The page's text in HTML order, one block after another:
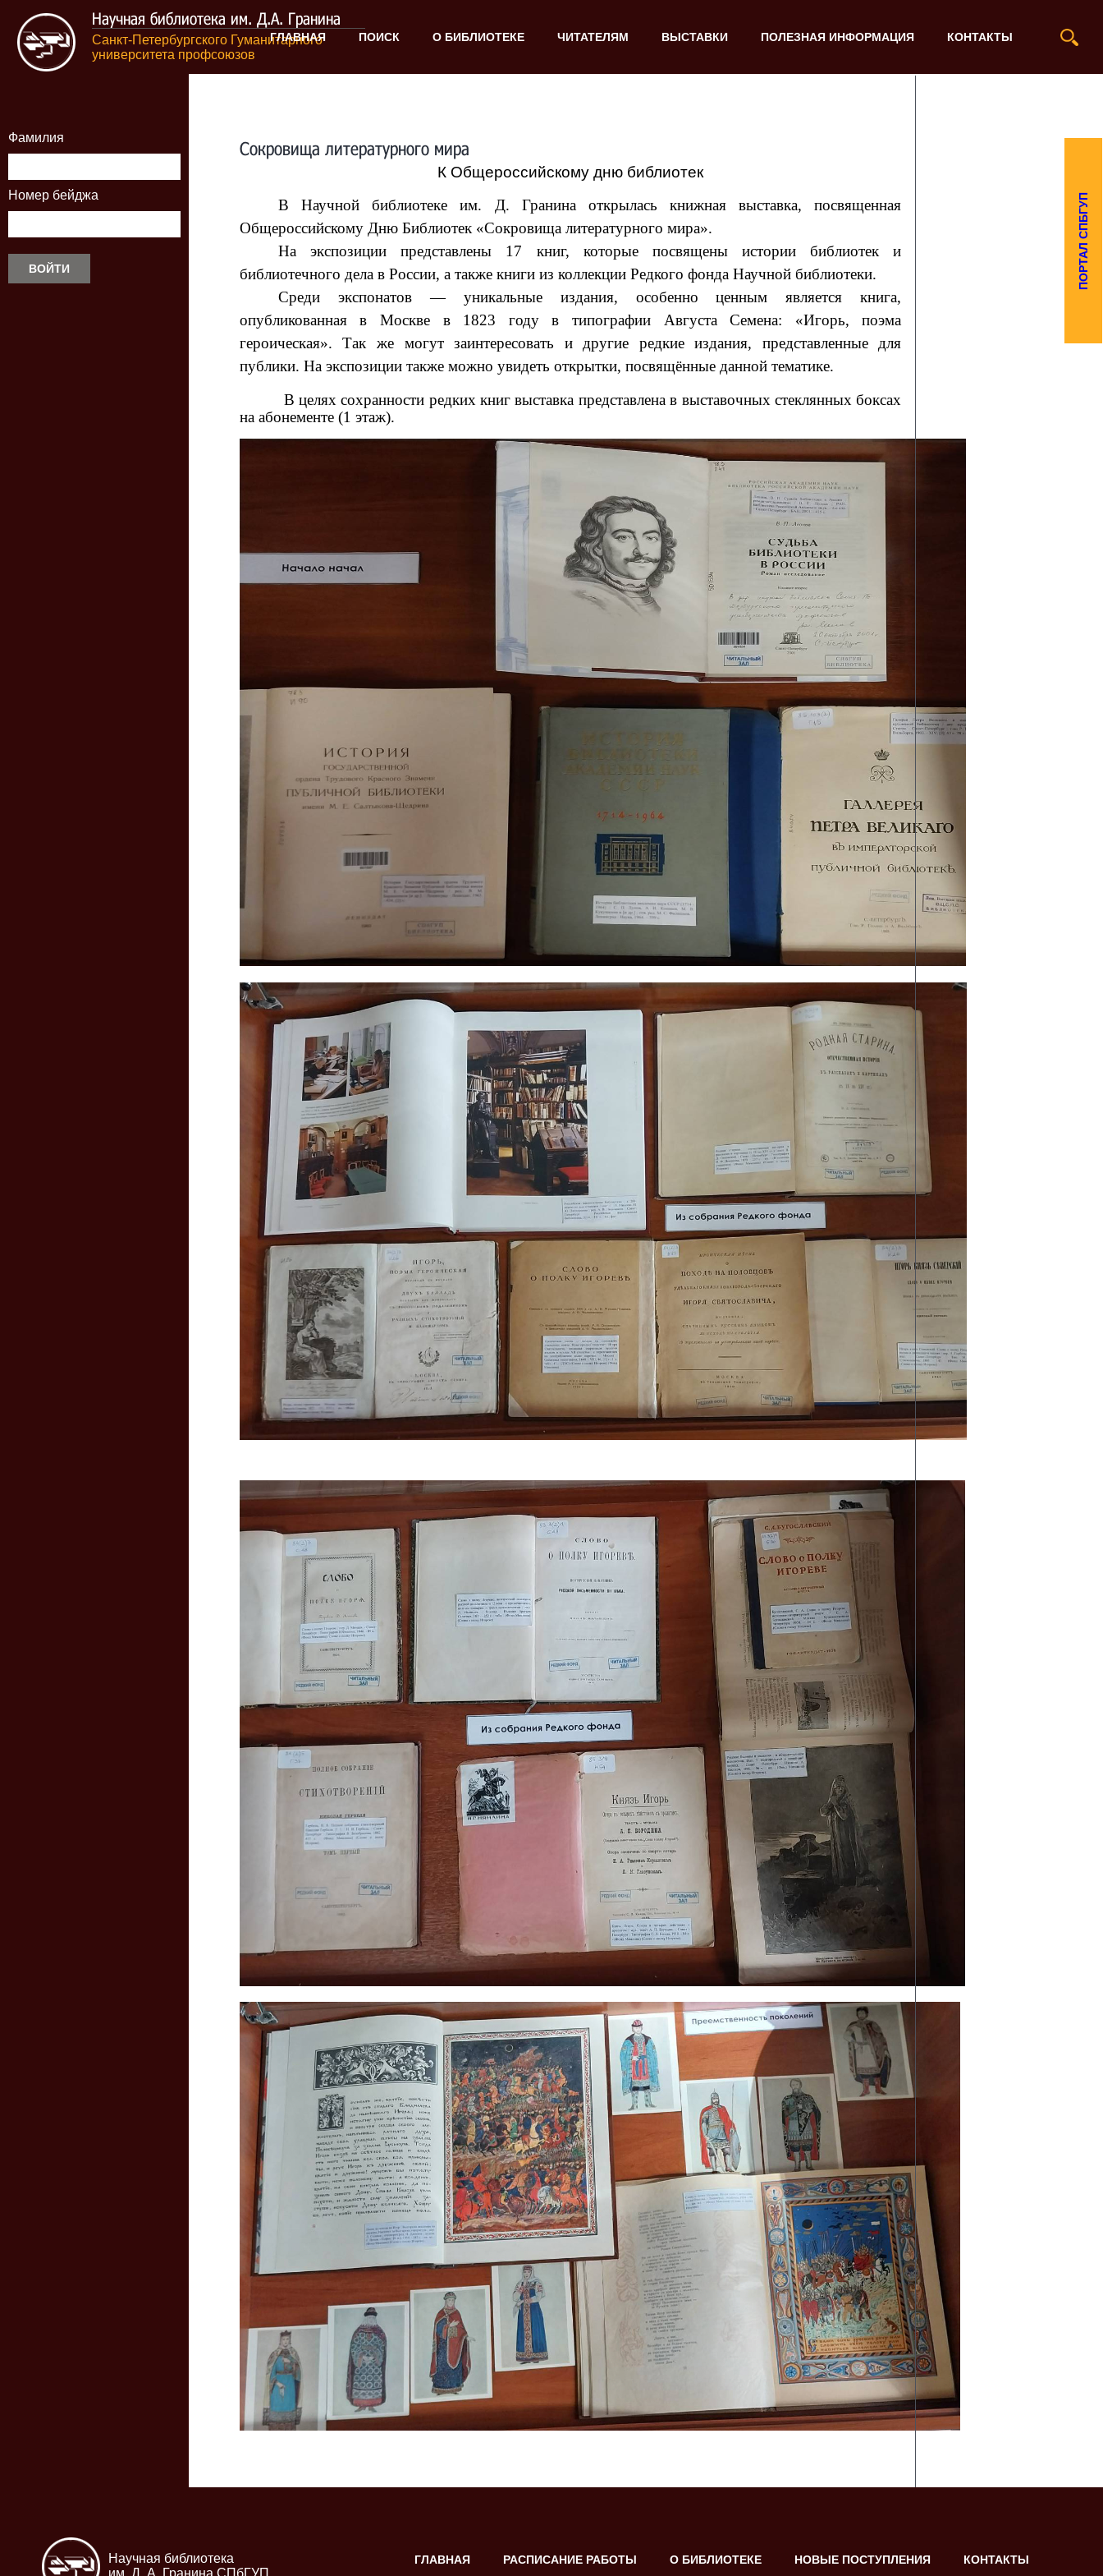
Научная библиотека им. Д.А. Гранина
Санкт-Петербургского Гуманитарного
университета профсоюзов
ГЛАВНАЯ ПОИСК О БИБЛИОТЕКЕ ЧИТАТЕЛЯМ ВЫСТАВКИ ПОЛЕЗНАЯ ИНФОРМАЦИЯ КОНТАКТЫ
Фамилия
Номер бейджа
Сокровища литературного мира
К Общероссийскому дню библиотек
В Научной библиотеке им. Д. Гранина открылась книжная выставка, посвященная
Общероссийскому Дню Библиотек «Сокровища литературного мира».
На экспозиции представлены 17 книг, которые посвящены истории библиотек и
библиотечного дела в России, а также книги из коллекции Редкого фонда Научной библиотеки.
Среди экспонатов — уникальные издания, особенно ценным является книга,
опубликованная в Москве в 1823 году в типографии Августа Семена: «Игорь, поэма
героическая». Так же могут заинтересовать и другие редкие издания, представленные для
публики. На экспозиции также можно увидеть открытки, посвящённые данной тематике.
В целях сохранности редких книг выставка представлена в выставочных стеклянных боксах
на абонементе (1 этаж).
Научная библиотека
им. Д. А. Гранина СПбГУП
ГЛАВНАЯ РАСПИСАНИЕ РАБОТЫ О БИБЛИОТЕКЕ НОВЫЕ ПОСТУПЛЕНИЯ КОНТАКТЫ
ПОРТАЛ СПБГУП